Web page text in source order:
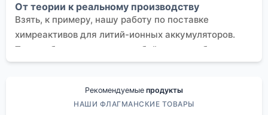
От теории к реальному производству
Взять, к примеру, нашу работу по поставке
химреактивов для литий-ионных аккумуляторов.
Там требуется пиридин особой чистоты, без
следов сильных оснований или кислот.
странные результаты — кажущееся изменение
кислотности пиридина. Оказалось, дело в
Рекомендуемые продукты
НАШИ ФЛАГМАНСКИЕ ТОВАРЫ